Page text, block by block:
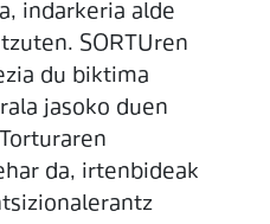
indarkeria alde
SORTUren
du biktima
jasoko duen
da, irtenbideak